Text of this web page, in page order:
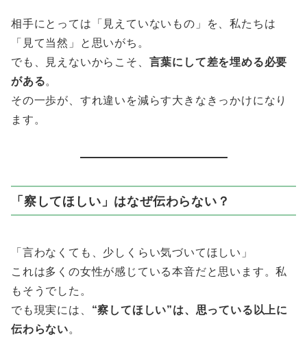
相手にとっては「見えていないもの」を、私たちは
「見て当然」と思いがち。
でも、見えないからこそ、 言葉にして差を埋める必要
がある。
その一歩が、すれ違いを減らす大きなきっかけになり
ます。
「察してほしい」はなぜ伝わらない？
「言わなくても、少しくらい気づいてほしい」
これは多くの女性が感じている本音だと思います。私
もそうでした。
でも現実には、 “察してほしい”は、思っている以上に
伝わらない。